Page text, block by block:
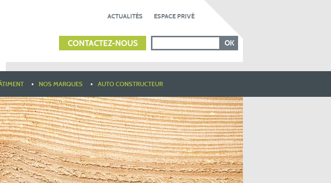
ACTUALITÉS ESPACE PRIVÉ
CONTACTEZ-NOUS
NOS MARQUES AUTO CONSTRUCTEUR